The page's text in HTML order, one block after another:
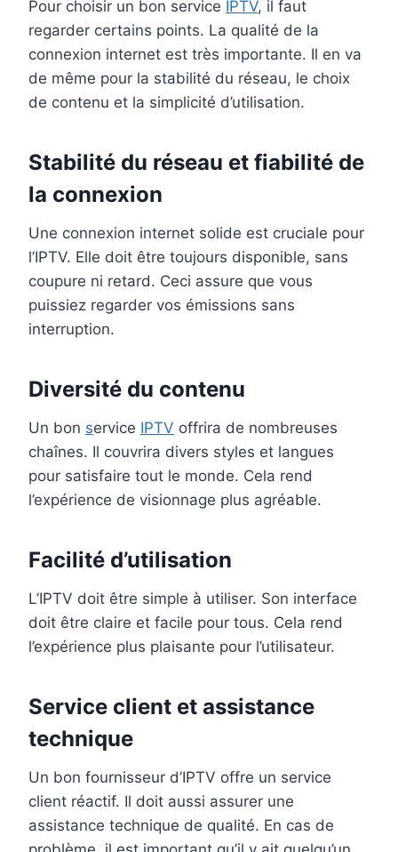
Pour choisir un bon service IPTV, il faut
regarder certains points. La qualité de la
connexion internet est très importante. Il en va
de même pour la stabilité du réseau, le choix
de contenu et la simplicité d’utilisation.
Stabilité du réseau et fiabilité de
la connexion
Une connexion internet solide est cruciale pour
l’IPTV. Elle doit être toujours disponible, sans
coupure ni retard. Ceci assure que vous
puissiez regarder vos émissions sans
interruption.
Diversité du contenu
Un bon service IPTV offrira de nombreuses
chaînes. Il couvrira divers styles et langues
pour satisfaire tout le monde. Cela rend
l’expérience de visionnage plus agréable.
Facilité d’utilisation
L’IPTV doit être simple à utiliser. Son interface
doit être claire et facile pour tous. Cela rend
l’expérience plus plaisante pour l’utilisateur.
Service client et assistance
technique
Un bon fournisseur d’IPTV offre un service
client réactif. Il doit aussi assurer une
assistance technique de qualité. En cas de